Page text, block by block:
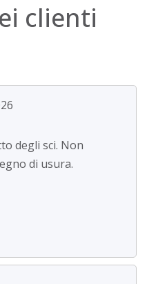
clienti
degli sci. Non
di usura.